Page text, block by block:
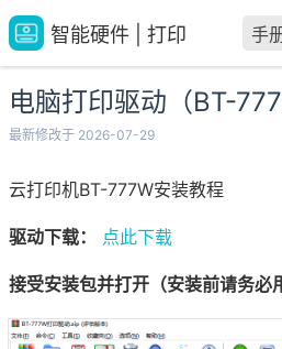
智能硬件 | 打印 手
电脑打印驱动（BT-
最新修改于 2026-07-29
云打印机BT-777W安装教程
驱动下载： 点此下载
接受安装包并打开（安装前请务必